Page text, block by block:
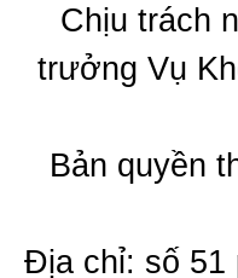
Chịu trách
trưởng Vụ
Bản quyền
Địa chỉ: số 51